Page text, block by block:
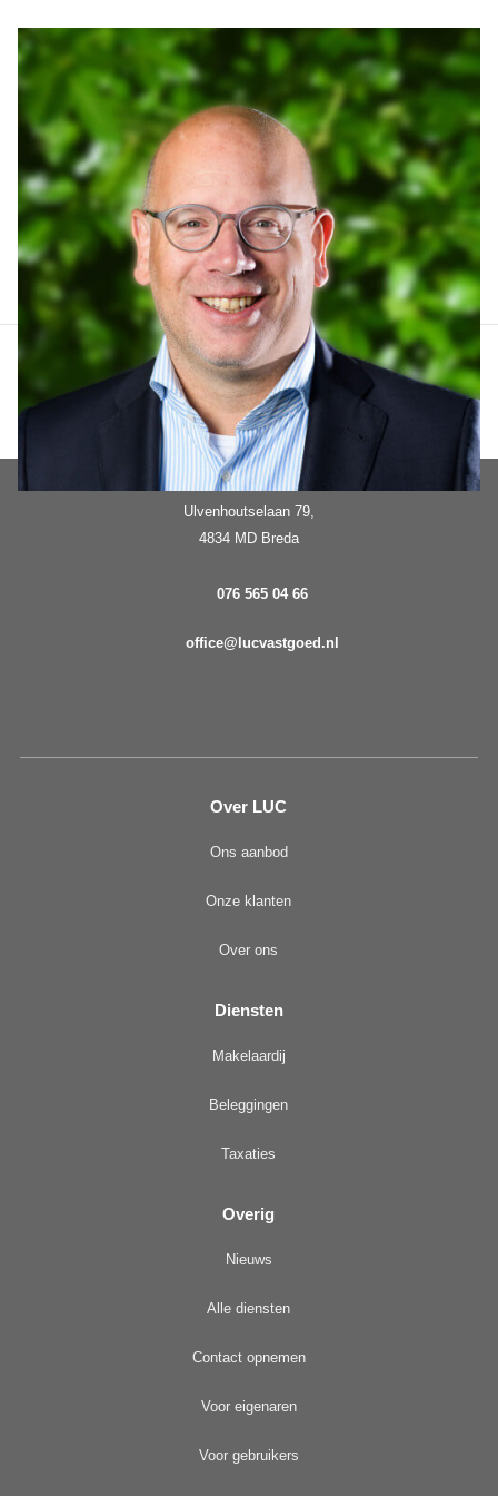
Arthur Lankhuizen
06 551 184 60
arthur@lucvastgoed.nl
Contact opnemen
Ulvenhoutselaan 79,
4834 MD Breda
076 565 04 66
office@lucvastgoed.nl
Over LUC
Ons aanbod
Onze klanten
Over ons
Diensten
Makelaardij
Beleggingen
Taxaties
Overig
Nieuws
Alle diensten
Contact opnemen
Voor eigenaren
Voor gebruikers